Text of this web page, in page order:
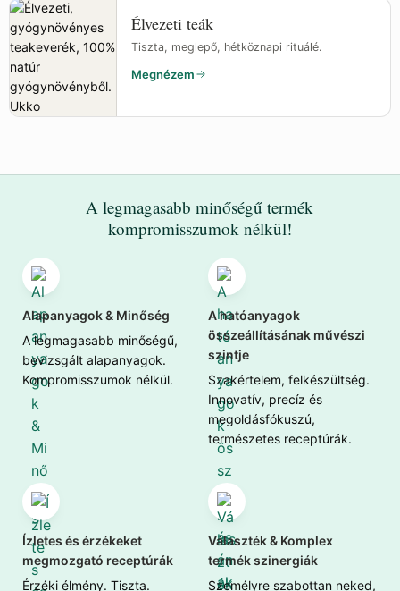
Élvezeti teák
Tiszta, meglepő, hétköznapi rituálé.
Megnézem
A legmagasabb minőségű termék
kompromisszumok nélkül!
Alapanyagok & Minőség
A legmagasabb minőségű,
bevizsgált alapanyagok.
Kompromisszumok nélkül.
A hatóanyagok
összeállításának művészi
szintje
Szakértelem, felkészültség.
Innovatív, precíz és
megoldásfókuszú,
természetes receptúrák.
Ízletes és érzékeket
megmozgató receptúrák
Érzéki élmény. Tiszta.
Választék & Komplex
termék szinergiák
Személyre szabottan neked,